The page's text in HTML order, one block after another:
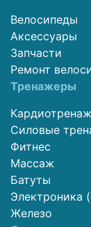
Велосипеды
Аксессуары
Запчасти
Ремонт
Тренажеры
Силовые
Фитнес
Массаж
Батуты
Электроника
Железо